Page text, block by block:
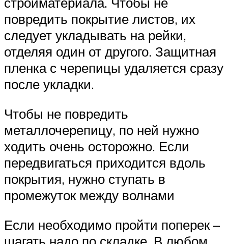
повредить покрытие листов, их
следует укладывать на рейки,
отделяя один от другого. Защитная
пленка с черепицы удаляется сразу
после укладки.
Чтобы не повредить
металлочерепицу, по ней нужно
ходить очень осторожно. Если
передвигаться приходится вдоль
покрытия, нужно ступать в
промежуток между волнами
Если необходимо пройти поперек –
шагать надо по складке. В любом